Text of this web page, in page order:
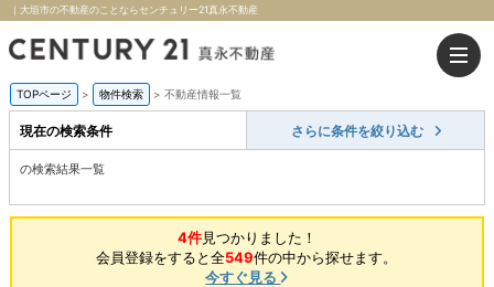
｜大垣市の不動産のことならセンチュリー21真永不動産
TOPページ > 物件検索 > 不動産情報一覧
現在の検索条件 さらに条件を絞り込む
の検索結果一覧
4件見つかりました！
会員登録をすると全549件の中から探せます。
今すぐ見る